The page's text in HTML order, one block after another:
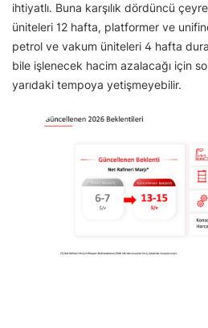
ihtiyatlı. Buna karşılık dördüncü
üniteleri 12 hafta, platformer ve
petrol ve vakum üniteleri 4 hafta
bile işlenecek hacim azalacağı için
yarıdaki tempoya yetişmeyebilir.